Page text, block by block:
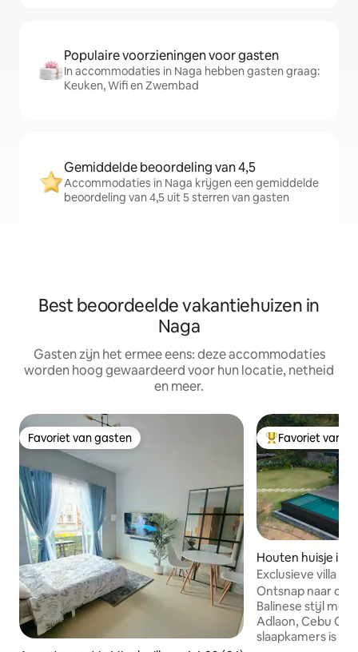
Populaire voorzieningen voor gasten
In accommodaties in Naga hebben gasten graag:
Keuken, Wifi en Zwembad
Gemiddelde beoordeling van 4,5
Accommodaties in Naga krijgen een gemiddelde
beoordeling van 4,5 uit 5 sterren van gasten
Best beoordeelde vakantiehuizen in
Naga
Gasten zijn het ermee eens: deze accommodaties
worden hoog gewaardeerd voor hun locatie, netheid
en meer.
Favoriet van gasten
Favoriet van gasten Topfavoriet van
Favoriet van
Houten huisje in
Exclusieve villa in
zwembad
Ontsnap naar
Balinese stijl met
Adlaon, Cebu
slaapkamers is